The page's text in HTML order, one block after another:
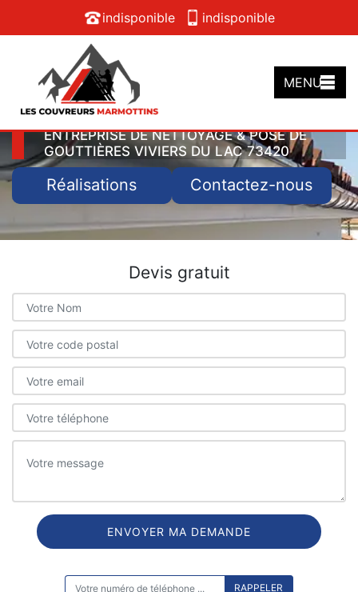
indisponible indisponible
MENU
ENTREPRISE DE NETTOYAGE & POSE DE
GOUTTIÈRES VIVIERS DU LAC 73420
Réalisations Contactez-nous
Devis gratuit